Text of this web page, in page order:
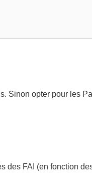
Sinon opter pour les
des FAI (en fonction